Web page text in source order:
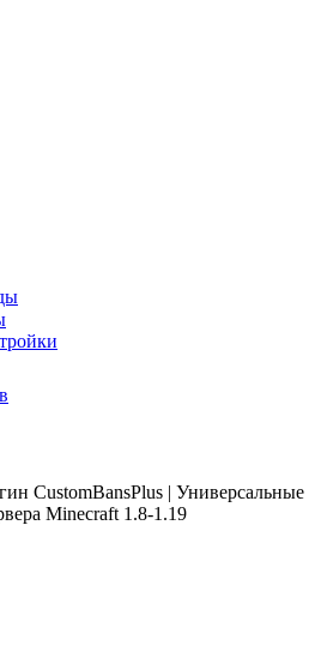
CustomBansPlus | Универсальные
Minecraft 1.8-1.19